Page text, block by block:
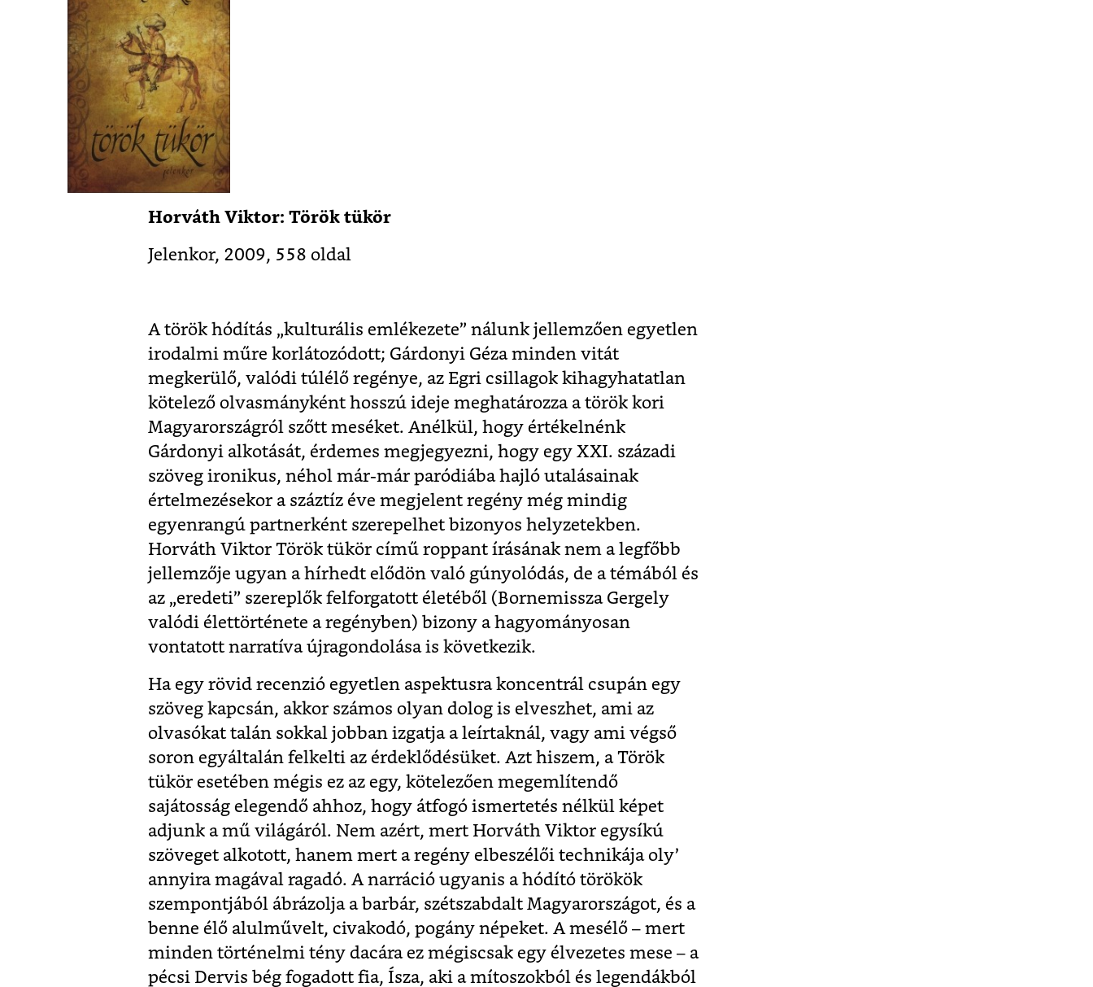
Horváth Viktor: Török tükör
Jelenkor, 2009, 558 oldal
A török hódítás „kulturális emlékezete” nálunk jellemzően egyetlen
irodalmi műre korlátozódott; Gárdonyi Géza minden vitát
megkerülő, valódi túlélő regénye, az Egri csillagok kihagyhatatlan
kötelező olvasmányként hosszú ideje meghatározza a török kori
Magyarországról szőtt meséket. Anélkül, hogy értékelnénk
Gárdonyi alkotását, érdemes megjegyezni, hogy egy XXI. századi
szöveg ironikus, néhol már-már paródiába hajló utalásainak
értelmezésekor a száztíz éve megjelent regény még mindig
egyenrangú partnerként szerepelhet bizonyos helyzetekben.
Horváth Viktor Török tükör című roppant írásának nem a legfőbb
jellemzője ugyan a hírhedt elődön való gúnyolódás, de a témából és
az „eredeti” szereplők felforgatott életéből (Bornemissza Gergely
valódi élettörténete a regényben) bizony a hagyományosan
vontatott narratíva újragondolása is következik.
Ha egy rövid recenzió egyetlen aspektusra koncentrál csupán egy
szöveg kapcsán, akkor számos olyan dolog is elveszhet, ami az
olvasókat talán sokkal jobban izgatja a leírtaknál, vagy ami végső
soron egyáltalán felkelti az érdeklődésüket. Azt hiszem, a Török
tükör esetében mégis ez az egy, kötelezően megemlítendő
sajátosság elegendő ahhoz, hogy átfogó ismertetés nélkül képet
adjunk a mű világáról. Nem azért, mert Horváth Viktor egysíkú
szöveget alkotott, hanem mert a regény elbeszélői technikája oly’
annyira magával ragadó. A narráció ugyanis a hódító törökök
szempontjából ábrázolja a barbár, szétszabdalt Magyarországot, és a
benne élő alulművelt, civakodó, pogány népeket. A mesélő – mert
minden történelmi tény dacára ez mégiscsak egy élvezetes mese – a
pécsi Dervis bég fogadott fia, Ísza, aki a mítoszokból és legendákból